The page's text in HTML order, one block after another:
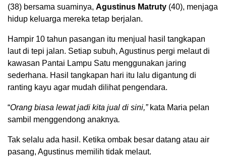
(38) bersama suaminya, Agustinus Matruty (40), menjaga
hidup keluarga mereka tetap berjalan.
Hampir 10 tahun pasangan itu menjual hasil tangkapan
laut di tepi jalan. Setiap subuh, Agustinus pergi melaut di
kawasan Pantai Lampu Satu menggunakan jaring
sederhana. Hasil tangkapan hari itu lalu digantung di
ranting kayu agar mudah dilihat pengendara.
“Orang biasa lewat jadi kita jual di sini,” kata Maria pelan
sambil menggendong anaknya.
Tak selalu ada hasil. Ketika ombak besar datang atau air
pasang, Agustinus memilih tidak melaut.